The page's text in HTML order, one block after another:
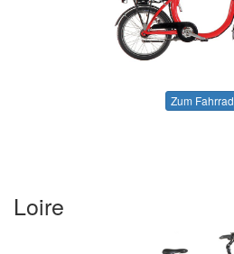
Zum Fahrrad
Loire